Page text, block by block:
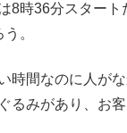
8時36分スター
。
時間なのに人が
るみがあり、お